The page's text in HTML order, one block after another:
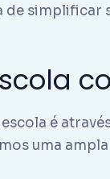
de
é
uma